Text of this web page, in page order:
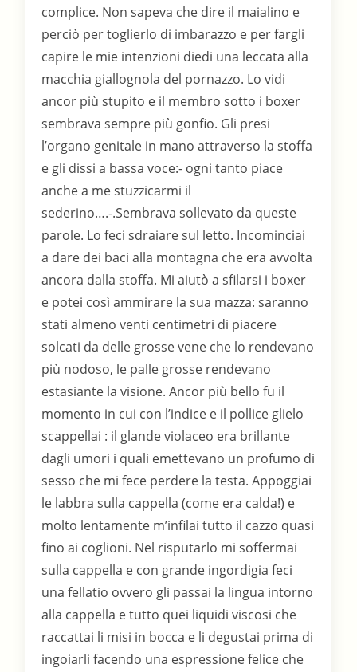
complice. Non sapeva che dire il maialino e
perciò per toglierlo di imbarazzo e per fargli
capire le mie intenzioni diedi una leccata alla
macchia giallognola del pornazzo. Lo vidi
ancor più stupito e il membro sotto i boxer
sembrava sempre più gonfio. Gli presi
l’organo genitale in mano attraverso la stoffa
e gli dissi a bassa voce:- ogni tanto piace
anche a me stuzzicarmi il
sederino….-.Sembrava sollevato da queste
parole. Lo feci sdraiare sul letto. Incominciai
a dare dei baci alla montagna che era avvolta
ancora dalla stoffa. Mi aiutò a sfilarsi i boxer
e potei così ammirare la sua mazza: saranno
stati almeno venti centimetri di piacere
solcati da delle grosse vene che lo rendevano
più nodoso, le palle grosse rendevano
estasiante la visione. Ancor più bello fu il
momento in cui con l’indice e il pollice glielo
scappellai : il glande violaceo era brillante
dagli umori i quali emettevano un profumo di
sesso che mi fece perdere la testa. Appoggiai
le labbra sulla cappella (come era calda!) e
molto lentamente m’infilai tutto il cazzo quasi
fino ai coglioni. Nel risputarlo mi soffermai
sulla cappella e con grande ingordigia feci
una fellatio ovvero gli passai la lingua intorno
alla cappella e tutto quei liquidi viscosi che
raccattai li misi in bocca e li degustai prima di
ingoiarli facendo una espressione felice che